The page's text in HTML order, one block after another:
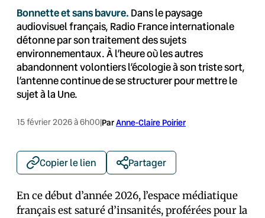
Bonnette et sans bavure. Dans le paysage
audiovisuel français, Radio France internationale
détonne par son traitement des sujets
environnementaux. À l’heure où les autres
abandonnent volontiers l’écologie à son triste sort,
l’antenne continue de se structurer pour mettre le
sujet à la Une.
15 février 2026 à 6h00|ParAnne-Claire Poirier
Copier le lien Partager
En ce début d’année 2026, l’espace médiatique
français est saturé d’insanités, proférées pour la